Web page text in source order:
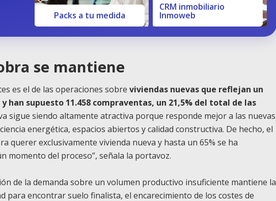
Packs a tu medida
CRM inmobiliario
Inmoweb
se mantiene
es el de las operaciones sobre viviendas nuevas que reflejan un
han supuesto 11.458 compraventas, un 21,5% del total de las
sigue siendo altamente atractiva porque responde mejor a las nuevas
energética, espacios abiertos y calidad constructiva. De hecho, el
querer exclusivamente vivienda nueva y hasta un 65% se ha
momento del proceso”, señala la portavoz.
de la demanda sobre un volumen productivo insuficiente mantiene la
para encontrar suelo finalista, el encarecimiento de los costes de